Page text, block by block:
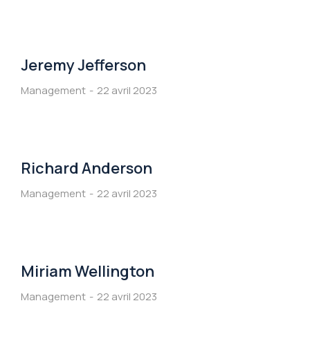
Jeremy Jefferson
Management 22 avril 2023
Richard Anderson
Management 22 avril 2023
Miriam Wellington
Management 22 avril 2023